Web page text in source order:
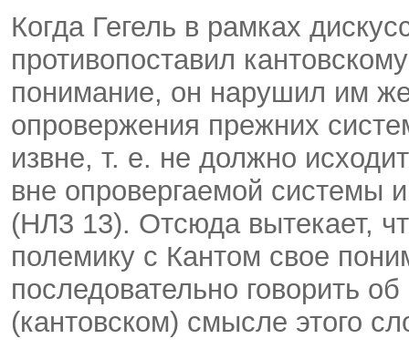
Когда Гегель в рамках
противопоставил
понимание, он нарушил им
опровержения прежних
извне, т. е. не должно
вне опровергаемой системы
(НЛ3 13). Отсюда вытекает,
полемику с Кантом свое
последовательно говорить
(кантовском) смысле этого